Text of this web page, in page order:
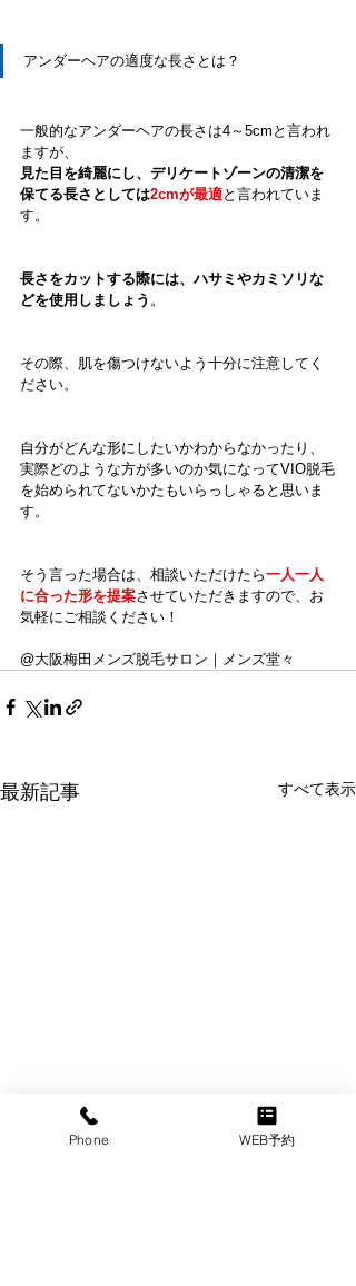
アンダーヘアの適度な長さとは？
一般的なアンダーヘアの長さは4～5cmと言われ
ますが、
見た目を綺麗にし、デリケートゾーンの清潔を
保てる長さとしては2cmが最適と言われていま
す。
長さをカットする際には、ハサミやカミソリな
どを使用しましょう 。
その際、肌を傷つけないよう十分に注意してく
ださい。
自分がどんな形にしたいかわからなかったり、
実際どのような方が多いのか気になってVIO脱毛
を始められてないかたもいらっしゃると思いま
す。
そう言った場合は、相談いただけたら一人一人
に合った形を提案させていただきますので、お
気軽にご相談ください！
@大阪梅田メンズ脱毛サロン｜メンズ堂々
最新記事 すべて表示
Phone WEB予約